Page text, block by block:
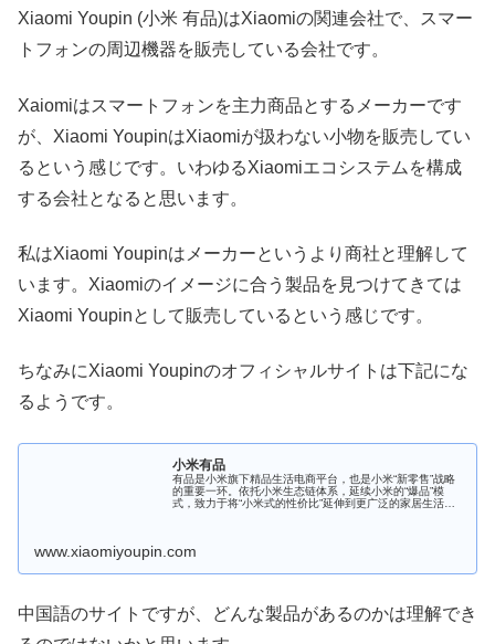
Xiaomi Youpin (小米 有品)はXiaomiの関連会社で、スマー
トフォンの周辺機器を販売している会社です。
Xaiomiはスマートフォンを主力商品とするメーカーです
が、Xiaomi YoupinはXiaomiが扱わない小物を販売してい
るという感じです。いわゆるXiaomiエコシステムを構成
する会社となると思います。
私はXiaomi Youpinはメーカーというより商社と理解して
います。Xiaomiのイメージに合う製品を見つけてきては
Xiaomi Youpinとして販売しているという感じです。
ちなみにXiaomi Youpinのオフィシャルサイトは下記にな
るようです。
小米有品
有品是小米旗下精品生活电商平台，也是小米“新零售”战略
的重要一环。依托小米生态链体系，延续小米的“爆品”模
式，致力于将“小米式的性价比”延伸到更广泛的家居生活领
www.xiaomiyoupin.com
中国語のサイトですが、どんな製品があるのかは理解でき